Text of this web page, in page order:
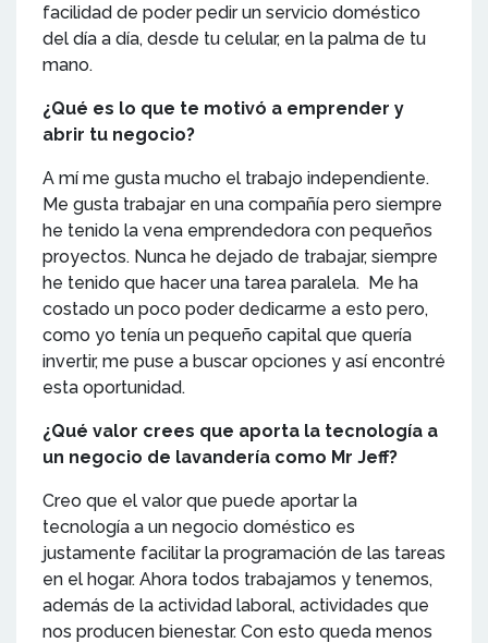
facilidad de poder pedir un servicio doméstico
del día a día, desde tu celular, en la palma de tu
mano.
¿Qué es lo que te motivó a emprender y
abrir tu negocio?
A mí me gusta mucho el trabajo independiente.
Me gusta trabajar en una compañía pero siempre
he tenido la vena emprendedora con pequeños
proyectos. Nunca he dejado de trabajar, siempre
he tenido que hacer una tarea paralela. Me ha
costado un poco poder dedicarme a esto pero,
como yo tenía un pequeño capital que quería
invertir, me puse a buscar opciones y así encontré
esta oportunidad.
¿Qué valor crees que aporta la tecnología a
un negocio de lavandería como Mr Jeff?
Creo que el valor que puede aportar la
tecnología a un negocio doméstico es
justamente facilitar la programación de las tareas
en el hogar. Ahora todos trabajamos y tenemos,
además de la actividad laboral, actividades que
nos producen bienestar. Con esto queda menos